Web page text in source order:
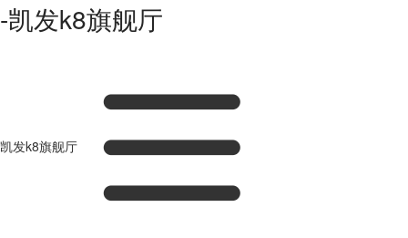
-凯发k8旗舰厅
凯发k8旗舰厅